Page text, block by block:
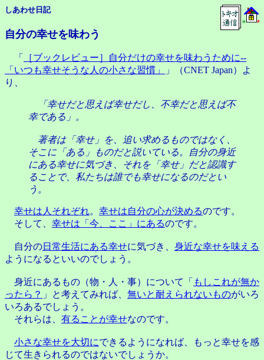
しあわせ日記
自分の幸せを味わう
「
［ブックレビュー］自分だけの幸せを味わうために--
「いつも幸せそうな人の小さな習慣」
」（CNET Japan）よ
り、
「幸せだと思えば幸せだし、不幸だと思えば不
幸である」。
著者は「幸せ」を、追い求めるものではなく、
そこに「ある」ものだと説いている。自分の身近
にある幸せに気づき、それを「幸せ」だと認識す
ることで、私たちは誰でも幸せになるのだとい
う。
幸せは人それぞれ。 幸せは自分の心が決めるのです。
そして、 幸せは「今、ここ」にあるのです。
自分の日常生活にある幸せに気づき、 身近な幸せを味える
ようになるといいのでしょう。
身近にあるもの（物・人・事）について「 もしこれが無か
ったら？ 」と考えてみれば、 無いと耐えられないものがいろ
いろあるでしょう。
それらは、 有ることが幸せなのです。
小さな幸せを大切にできるようになれば、もっと幸せを感
じて生きられるのではないでしょうか。